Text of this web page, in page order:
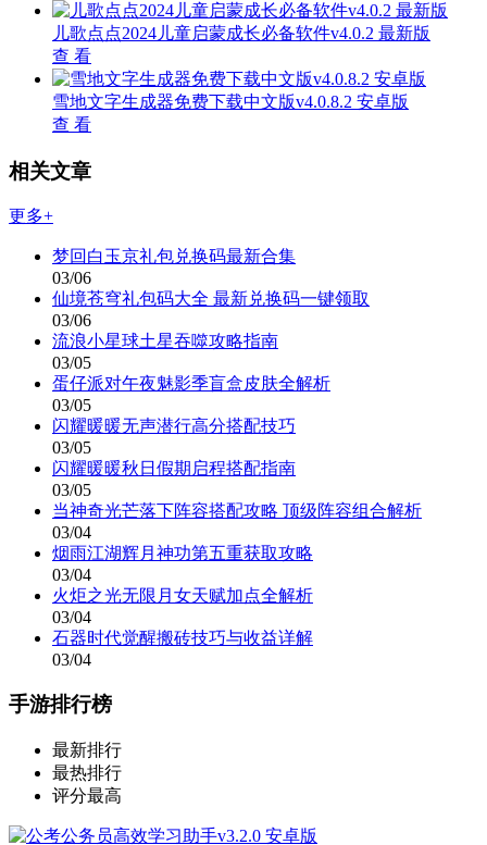
儿歌点点2024儿童启蒙成长必备软件v4.0.2 最新版
查 看
雪地文字生成器免费下载中文版v4.0.8.2 安卓版
查 看
相关文章
更多+
梦回白玉京礼包兑换码最新合集
03/06
仙境苍穹礼包码大全 最新兑换码一键领取
03/06
流浪小星球土星吞噬攻略指南
03/05
蛋仔派对午夜魅影季盲盒皮肤全解析
03/05
闪耀暖暖无声潜行高分搭配技巧
03/05
闪耀暖暖秋日假期启程搭配指南
03/05
当神奇光芒落下阵容搭配攻略 顶级阵容组合解析
03/04
烟雨江湖辉月神功第五重获取攻略
03/04
火炬之光无限月女天赋加点全解析
03/04
石器时代觉醒搬砖技巧与收益详解
03/04
手游排行榜
最新排行
最热排行
评分最高